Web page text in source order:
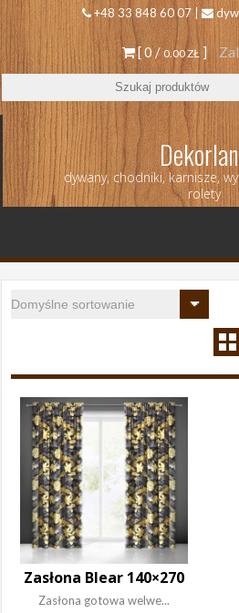
+48 33 848 60 07 |
[ 0 /0.00 ZŁ ]
dywany, chodniki, karnisze,
rolety
Zasłona Blear 140×270
Zasłona gotowa welwe...